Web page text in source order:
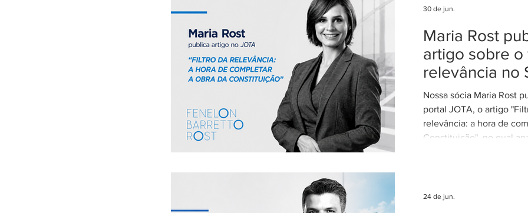
nosso trabalho. Esse
advocacia técnica e de
Maria Rost
artigo sobre o
relevância no
Nossa sócia Maria Rost
portal JOTA, o artigo
relevância: a hora de
Constituição", no qual
para o sistema recursal
30 de jun.
24 de jun.